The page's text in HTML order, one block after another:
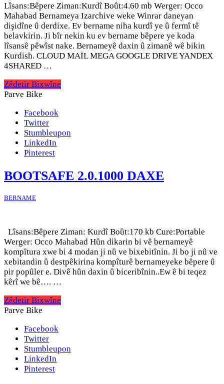
Lîsans:Bêpere Ziman:Kurdî Boût:4.60 mb Werger: Occo
Mahabad Bernameya Izarchive weke Winrar daneyan
dişidîne û derdixe. Ev bername niha kurdî ye û fermî tê
belavkirin. Ji bîr nekin ku ev bername bêpere ye koda
lîsansê pêwîst nake. Bernameyê daxin û zimanê wê bikin
Kurdish. CLOUD MAİL MEGA GOOGLE DRIVE YANDEX
4SHARED …
Zêdetir Bixwîne
Parve Bike
Facebook
Twitter
Stumbleupon
LinkedIn
Pinterest
BOOTSAFE 2.0.1000 DAXE
BERNAME
Lîsans:Bêpere Ziman: Kurdî Boût:170 kb Cure:Portable
Werger: Occo Mahabad Hûn dikarin bi vê bernameyê
kompîtura xwe bi 4 modan ji nû ve bixebitînin. Ji bo ji nû ve
xebitandin û destpêkirina kompîturê bernameyeke bêpere û
pir popûler e. Divê hûn daxin û biceribînin..Ew ê bi teqez
kêrî we bê…. …
Zêdetir Bixwîne
Parve Bike
Facebook
Twitter
Stumbleupon
LinkedIn
Pinterest